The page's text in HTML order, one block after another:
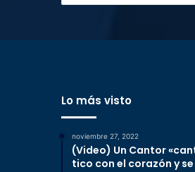
Lo más visto
noviembre 27, 2022
(Video) Un Cantor
tico con el corazón y